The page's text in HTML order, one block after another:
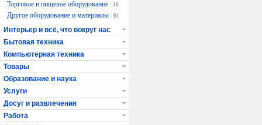
Торговое и пищевое оборудование - 16
Другое оборудование и материалы - 61
Интерьер и всё, что вокруг нас
Бытовая техника
Компьютерная техника
Товары
Образование и наука
Услуги
Досуг и развлечения
Работа